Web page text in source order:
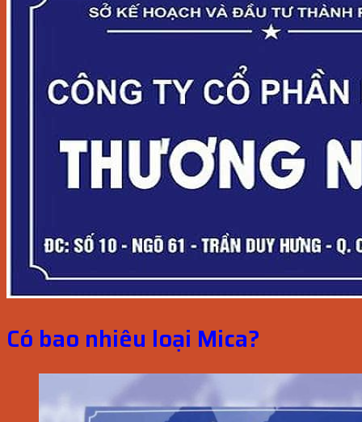
Có bao nhiêu loại Mica?